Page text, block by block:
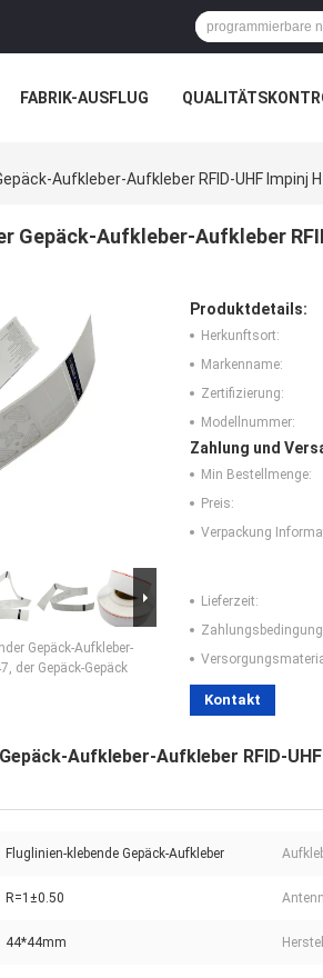
FABRIK-AUSFLUG
Aufkleber-Aufkleber RFID-UHF Impinj
Gepäck-Aufkleber-Aufkleber
Gepäck-Aufkleber-
der Gepäck-Gepäck
Produktdetails:
Herkunftsort:
Markenname:
Zertifizierung:
Modellnummer:
Zahlung und
Min Bestellmenge:
Preis:
Verpackung
Lieferzeit:
Kontakt
Aufkleber-Aufkleber RFID-
Fluglinien-klebende Gepäck-Aufkleber
R=1±0.50
44*44mm